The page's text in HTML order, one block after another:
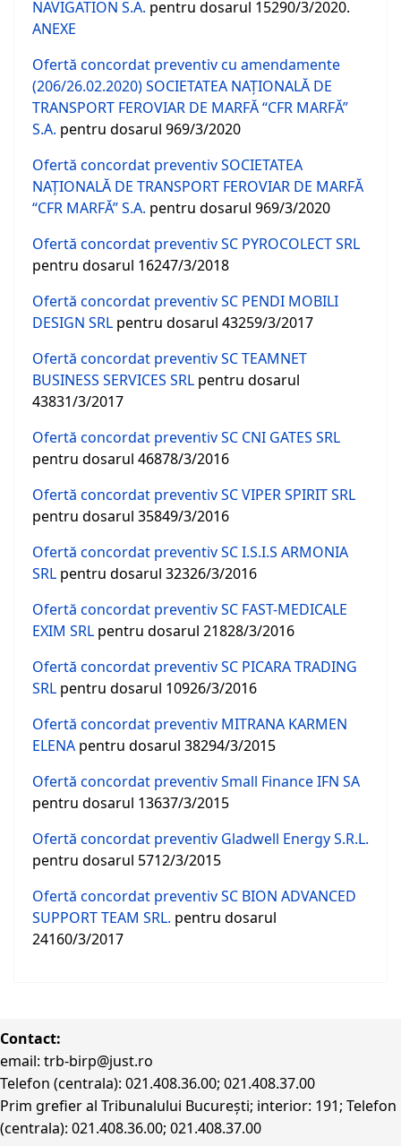
NAVIGATION S.A. pentru dosarul 15290/3/2020.
ANEXE
Ofertă concordat preventiv cu amendamente
(206/26.02.2020) SOCIETATEA NAŢIONALĂ DE
TRANSPORT FEROVIAR DE MARFĂ “CFR MARFĂ”
S.A. pentru dosarul 969/3/2020
Ofertă concordat preventiv SOCIETATEA
NAŢIONALĂ DE TRANSPORT FEROVIAR DE MARFĂ
“CFR MARFĂ” S.A. pentru dosarul 969/3/2020
Ofertă concordat preventiv SC PYROCOLECT SRL
pentru dosarul 16247/3/2018
Ofertă concordat preventiv SC PENDI MOBILI
DESIGN SRL pentru dosarul 43259/3/2017
Ofertă concordat preventiv SC TEAMNET
BUSINESS SERVICES SRL pentru dosarul
43831/3/2017
Ofertă concordat preventiv SC CNI GATES SRL
pentru dosarul 46878/3/2016
Ofertă concordat preventiv SC VIPER SPIRIT SRL
pentru dosarul 35849/3/2016
Ofertă concordat preventiv SC I.S.I.S ARMONIA
SRL pentru dosarul 32326/3/2016
Ofertă concordat preventiv SC FAST-MEDICALE
EXIM SRL pentru dosarul 21828/3/2016
Ofertă concordat preventiv SC PICARA TRADING
SRL pentru dosarul 10926/3/2016
Ofertă concordat preventiv MITRANA KARMEN
ELENA pentru dosarul 38294/3/2015
Ofertă concordat preventiv Small Finance IFN SA
pentru dosarul 13637/3/2015
Ofertă concordat preventiv Gladwell Energy S.R.L.
pentru dosarul 5712/3/2015
Ofertă concordat preventiv SC BION ADVANCED
SUPPORT TEAM SRL. pentru dosarul
24160/3/2017
Contact:
email: trb-birp@just.ro
Telefon (centrala): 021.408.36.00; 021.408.37.00
Prim grefier al Tribunalului Bucureşti; interior: 191; Telefon
(centrala): 021.408.36.00; 021.408.37.00